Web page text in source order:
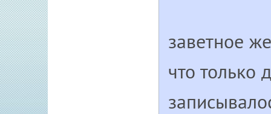
заветное
что только